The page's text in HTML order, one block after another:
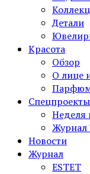
Детали
Красота
Обзор
О лице
Спецпроекты
Неделя
Журнал
Новости
Журнал
ESTET